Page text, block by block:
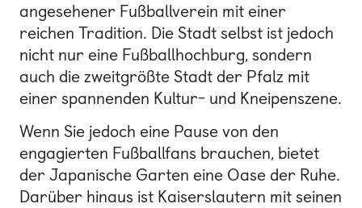
angesehener Fußballverein mit einer
reichen Tradition. Die Stadt selbst ist jedoch
nicht nur eine Fußballhochburg, sondern
auch die zweitgrößte Stadt der Pfalz mit
einer spannenden Kultur- und Kneipenszene.
Wenn Sie jedoch eine Pause von den
engagierten Fußballfans brauchen, bietet
der Japanische Garten eine Oase der Ruhe.
Darüber hinaus ist Kaiserslautern mit seinen